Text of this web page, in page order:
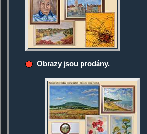
Obrazy jsou prodány.